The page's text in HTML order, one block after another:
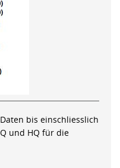
bis einschliesslich
und HQ für die